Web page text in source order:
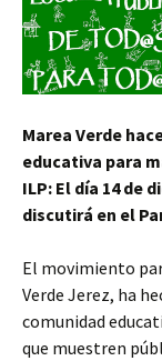
Marea Verde
educativa para
ILP: El día 14 de
discutirá en el
El movimiento
Verde Jerez, ha
comunidad
que muestren